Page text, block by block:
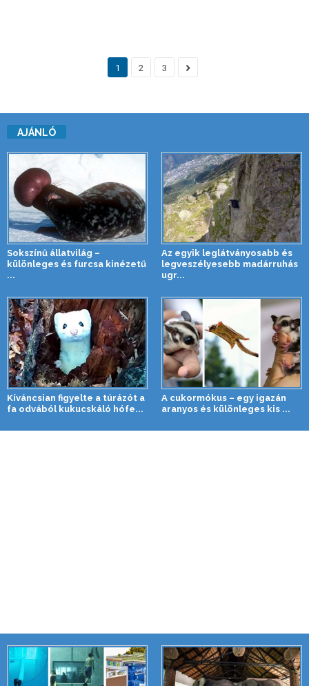
1 2 3
AJÁNLÓ
Sokszínű állatvilág –
különleges és furcsa kinézetű
...
Az egyik leglátványosabb és
legveszélyesebb madárruhás
ugr...
Kíváncsian figyelte a túrázót a
fa odvából kukucskáló hófe...
A cukormókus – egy igazán
aranyos és különleges kis ...